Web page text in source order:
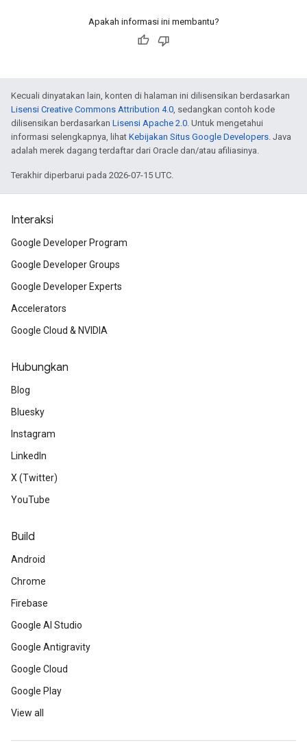
Apakah informasi ini membantu?
Kecuali dinyatakan lain, konten di halaman ini dilisensikan berdasarkan
Lisensi Creative Commons Attribution 4.0, sedangkan contoh kode
dilisensikan berdasarkan Lisensi Apache 2.0. Untuk mengetahui
informasi selengkapnya, lihat Kebijakan Situs Google Developers. Java
adalah merek dagang terdaftar dari Oracle dan/atau afiliasinya.
Terakhir diperbarui pada 2026-07-15 UTC.
Interaksi
Google Developer Program
Google Developer Groups
Google Developer Experts
Accelerators
Google Cloud & NVIDIA
Hubungkan
Blog
Bluesky
Instagram
LinkedIn
X (Twitter)
YouTube
Build
Android
Chrome
Firebase
Google AI Studio
Google Antigravity
Google Cloud
Google Play
View all